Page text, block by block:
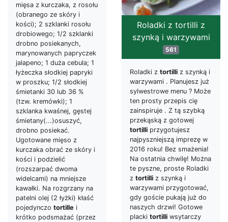
mięsa z kurczaka, z rosołu
(obranego ze skóry i
kości); 2 szklanki rosołu
drobiowego; 1/2 szklanki
drobno posiekanych,
marynowanych papryczek
jalapeno; 1 duża cebula; 1
łyżeczka słodkiej papryki
w proszku; 1/2 słodkiej
śmietanki 30 lub 36 %
(tzw. kremówki); 1
szklanka kwaśnej, gęstej
śmietany(...)osuszyć,
drobno posiekać.
Ugotowane mięso z
kurczaka obrać ze skóry i
kości i podzielić
(rozszarpać dwoma
widelcami) na mniejsze
kawałki. Na rozgrzany na
patelni olej (2 łyżki) kłaść
pojedynczo tortille i
krótko podsmażać (przez
Roladki z tortilli z
szynką i warzywami
561
Roladki z tortilli z szynką i
warzywami . Planujesz już
sylwestrowe menu ? Może
ten prosty przepis cię
zainspiruje . Z tą szybką
przekąską z gotowej
tortilli przygotujesz
najpyszniejszą imprezę w
2016 roku! Bez smażenia!
Na ostatnia chwilę! Można
te pyszne, proste Roladki
z tortilli z szynką i
warzywami przygotować,
gdy goście pukają już do
naszych drzwi! Gotowe
placki tortilli wsytarczy